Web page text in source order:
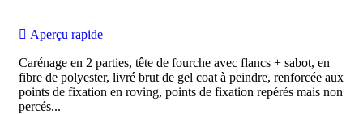
 Aperçu rapide
Carénage en 2 parties, tête de fourche avec flancs + sabot, en
fibre de polyester, livré brut de gel coat à peindre, renforcée aux
points de fixation en roving, points de fixation repérés mais non
percés...